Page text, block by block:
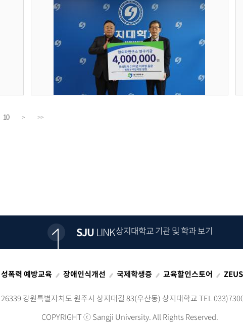
10 > >>
SJU LINK상지대학교 기관 및 학과 보기
폭력 예방교육 장애인식개선 국제학생증 교육할인스토어
26339 강원특별자치도 원주시 상지대길 83(우산동) 상지대학교 TEL
COPYRIGHT ⓒSangji University. All Rights Reserved.